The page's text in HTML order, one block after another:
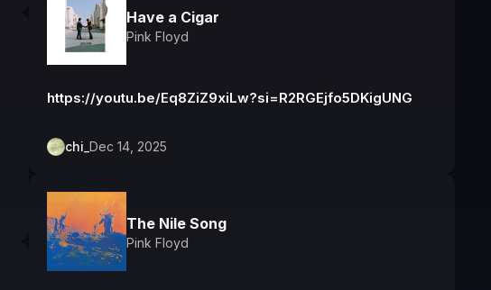
Have a Cigar
Pink Floyd
https://youtu.be/Eq8ZiZ9xiLw?si=R2RGEjfo5DKigUNG
chi_ Dec 14, 2025
The Nile Song
Pink Floyd